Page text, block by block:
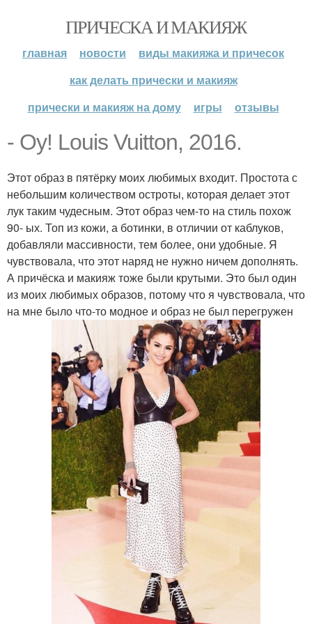
ПРИЧЕСКА И МАКИЯЖ
главная новости
виды макияжа и причесок
как делать прически и макияж
прически и макияж на дому
игры отзывы
- Оу! Louis Vuitton, 2016.
Этот образ в пятёрку моих любимых входит. Простота с
небольшим количеством остроты, которая делает этот
лук таким чудесным. Этот образ чем-то на стиль похож
90- ых. Топ из кожи, а ботинки, в отличии от каблуков,
добавляли массивности, тем более, они удобные. Я
чувствовала, что этот наряд не нужно ничем дополнять.
А причёска и макияж тоже были крутыми. Это был один
из моих любимых образов, потому что я чувствовала, что
на мне было что-то модное и образ не был перегружен